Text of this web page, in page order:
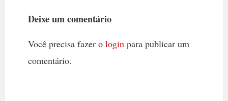
Deixe um comentário
Você precisa fazer o loginpara publicar um
comentário.